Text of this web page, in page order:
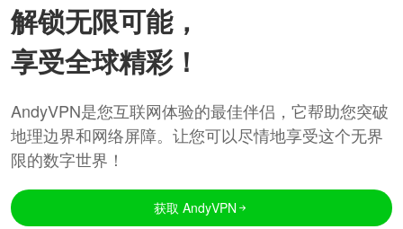
解锁无限可能，
享受全球精彩！
AndyVPN是您互联网体验的最佳伴侣，它帮助您突破
地理边界和网络屏障。让您可以尽情地享受这个无界
限的数字世界！
获取 AndyVPN